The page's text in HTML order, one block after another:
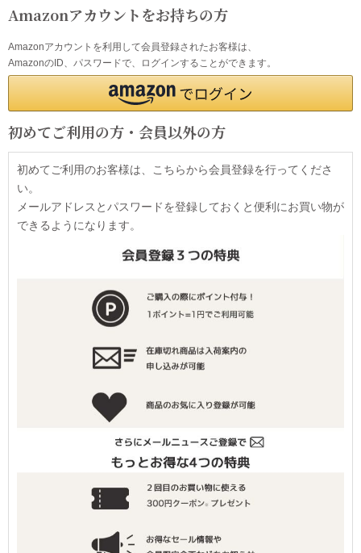
Amazonアカウントをお持ちの方
Amazonアカウントを利用して会員登録されたお客様は、
AmazonのID、パスワードで、ログインすることができます。
初めてご利用の方・会員以外の方
初めてご利用のお客様は、こちらから会員登録を行ってくださ
い。
メールアドレスとパスワードを登録しておくと便利にお買い物が
できるようになります。